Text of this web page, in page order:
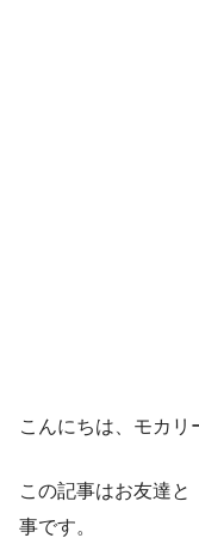
こんにちは、モカリ
この記事はお友達
事です。